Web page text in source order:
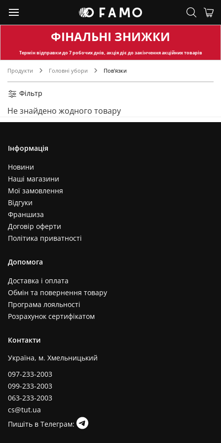
ФІНАЛЬНІ ЗНИЖКИ
Термін відправкидо 7 робочих днів, акція діє до закінчення акційних товарів
Продукти Головні убори Пов'язки
Фільтр
Не знайдено жодного товару
Інформація
Новини
Наші магазини
Мої замовлення
Відгуки
Франшиза
Договір оферти
Політика приватності
Допомога
Доставка і оплата
Обмін та повернення товару
Програма лояльності
Розрахунок сертифікатом
Контакти
Україна, м. Хмельницький
097-233-2003
099-233-2003
063-233-2003
cs@tut.ua
Пишіть в Телеграм: